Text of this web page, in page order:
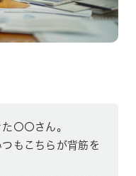
〇〇さん。
もこちらが背筋を